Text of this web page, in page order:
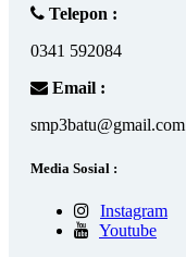
Telepon :
0341 592084
Email :
smp3batu@gmail.com
Media Sosial :
Instagram
Youtube